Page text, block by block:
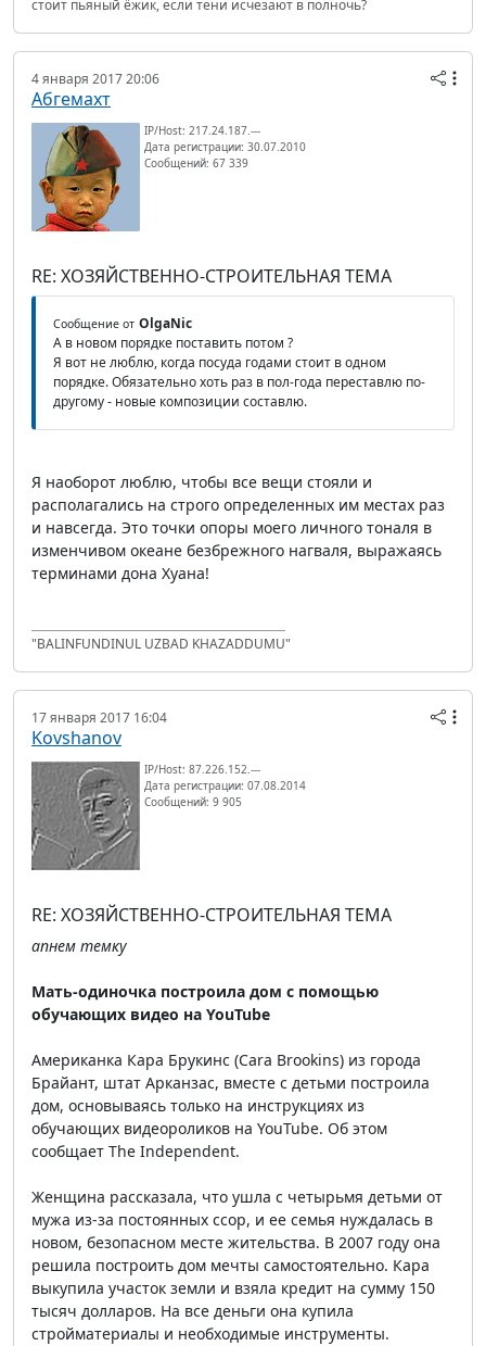
стоит пьяный ёжик, если тени исчезают в полночь?
4 января 2017 20:06
Абгемахт
IP/Host: 217.24.187.---
Дата регистрации: 30.07.2010
Сообщений: 67 339
RE: ХОЗЯЙСТВЕННО-СТРОИТЕЛЬНАЯ ТЕМА
Сообщение от OlgaNic
А в новом порядке поставить потом ?
Я вот не люблю, когда посуда годами стоит в одном
порядке. Обязательно хоть раз в пол-года переставлю по-
другому - новые композиции составлю.
Я наоборот люблю, чтобы все вещи стояли и
располагались на строго определенных им местах раз
и навсегда. Это точки опоры моего личного тоналя в
изменчивом океане безбрежного нагваля, выражаясь
терминами дона Хуана!
"BALINFUNDINUL UZBAD KHAZADDUMU"
17 января 2017 16:04
Kovshanov
IP/Host: 87.226.152.---
Дата регистрации: 07.08.2014
Сообщений: 9 905
RE: ХОЗЯЙСТВЕННО-СТРОИТЕЛЬНАЯ ТЕМА
апнем темку
Мать-одиночка построила дом с помощью
обучающих видео на YouTube
Американка Кара Брукинс (Cara Brookins) из города
Брайант, штат Арканзас, вместе с детьми построила
дом, основываясь только на инструкциях из
обучающих видеороликов на YouTube. Об этом
сообщает The Independent.
Женщина рассказала, что ушла с четырьмя детьми от
мужа из-за постоянных ссор, и ее семья нуждалась в
новом, безопасном месте жительства. В 2007 году она
решила построить дом мечты самостоятельно. Кара
выкупила участок земли и взяла кредит на сумму 150
тысяч долларов. На все деньги она купила
стройматериалы и необходимые инструменты.